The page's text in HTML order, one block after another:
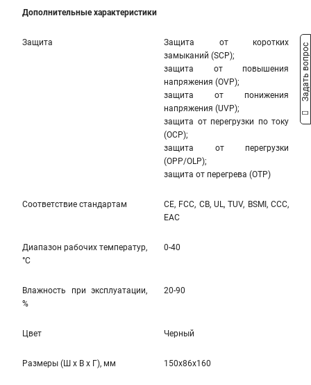
Дополнительные характеристики
Защита
Защита от коротких
замыканий (SCP);
защита от повышения
напряжения (OVP);
защита от понижения
напряжения (UVP);
защита от перегрузки по току
(OCP);
защита от перегрузки
(OPP/OLP);
защита от перегрева (OTP)
Соответствие стандартам
CE, FCC, CB, UL, TUV, BSMI, CCC,
EAC
Диапазон рабочих температур,
°С
0-40
Влажность при эксплуатации,
%
20-90
Цвет Черный
Размеры (Ш x В x Г), мм 150x86x160
Задать вопрос